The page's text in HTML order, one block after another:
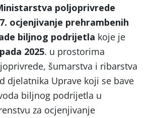
poljoprivrede
ocjenjivanje prehrambenih
biljnog podrijetla koje je
2025. u prostorima
šumarstva i ribarstva
djelatnika Uprave koji se bave
biljnog podrijetla u
za ocjenjivanje